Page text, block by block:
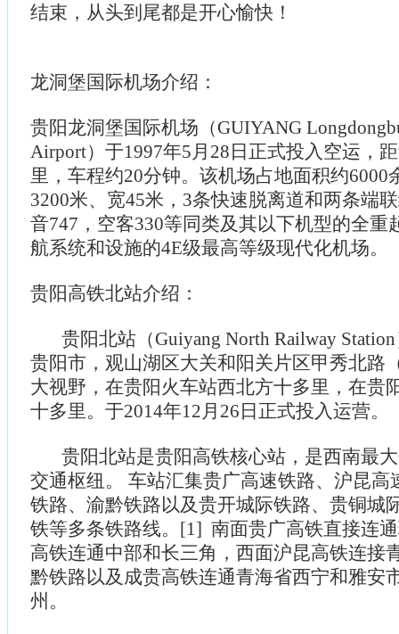
结束，从头到尾都是开心愉快！
龙洞堡国际机场介绍：
贵阳龙洞堡国际机场（GUIYANG
Airport）于1997年5月28日正式投入空运，
里，车程约20分钟。该机场占地面积约6000
3200米、宽45米，3条快速脱离道和两条端
音747，空客330等同类及其以下机型的全重
航系统和设施的4E级最高等级现代化机场。
贵阳高铁北站介绍：
贵阳北站（Guiyang North Railway
贵阳市，观山湖区大关和阳关片区甲秀北路
大视野，在贵阳火车站西北方十多里，在贵
十多里。于2014年12月26日正式投入运营。
贵阳北站是贵阳高铁核心站，是西南最
交通枢纽。 车站汇集贵广高速铁路、沪昆高
铁路、渝黔铁路以及贵开城际铁路、贵铜城
铁等多条铁路线。[1] 南面贵广高铁直接连
高铁连通中部和长三角，西面沪昆高铁连接
黔铁路以及成贵高铁连通青海省西宁和雅安
州。